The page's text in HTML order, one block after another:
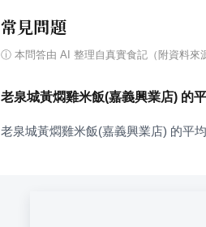
常見問題
ⓘ 本問答由 AI 整理自真實食記（附資料來
老泉城黃燜雞米飯(嘉義興業店) 的
老泉城黃燜雞米飯(嘉義興業店) 的平均